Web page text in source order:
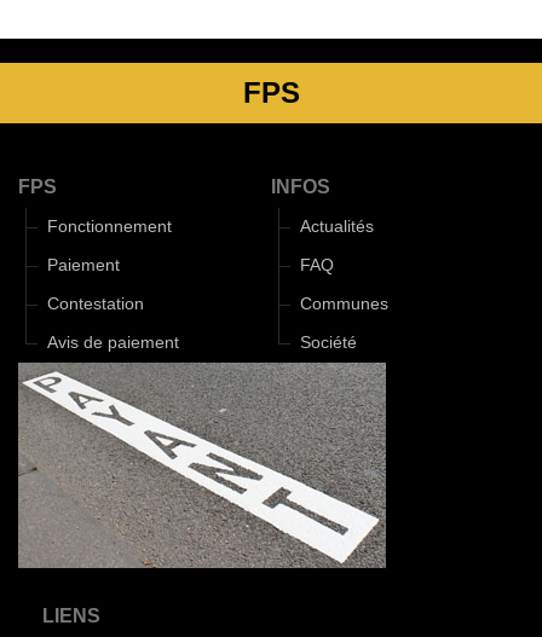
FPS
FPS
Fonctionnement
Paiement
Contestation
Avis de paiement
INFOS
Actualités
FAQ
Communes
Société
LIENS